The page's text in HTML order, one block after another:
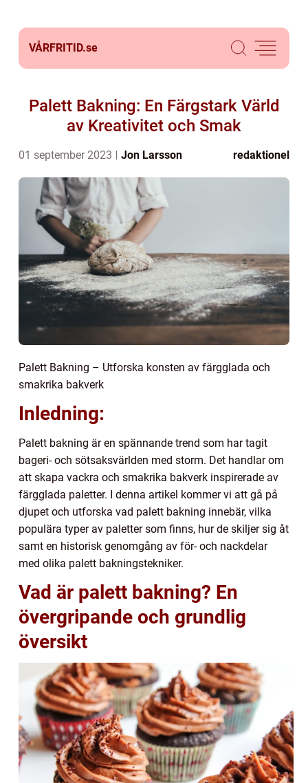
VÅRFRITID.se
Palett Bakning: En Färgstark Värld
av Kreativitet och Smak
01 september 2023 Jon Larsson redaktionel
Palett Bakning – Utforska konsten av färgglada och
smakrika bakverk
Inledning:
Palett bakning är en spännande trend som har tagit
bageri- och sötsaksvärlden med storm. Det handlar om
att skapa vackra och smakrika bakverk inspirerade av
färgglada paletter. I denna artikel kommer vi att gå på
djupet och utforska vad palett bakning innebär, vilka
populära typer av paletter som finns, hur de skiljer sig åt
samt en historisk genomgång av för- och nackdelar
med olika palett bakningstekniker.
Vad är palett bakning? En
övergripande och grundlig
översikt